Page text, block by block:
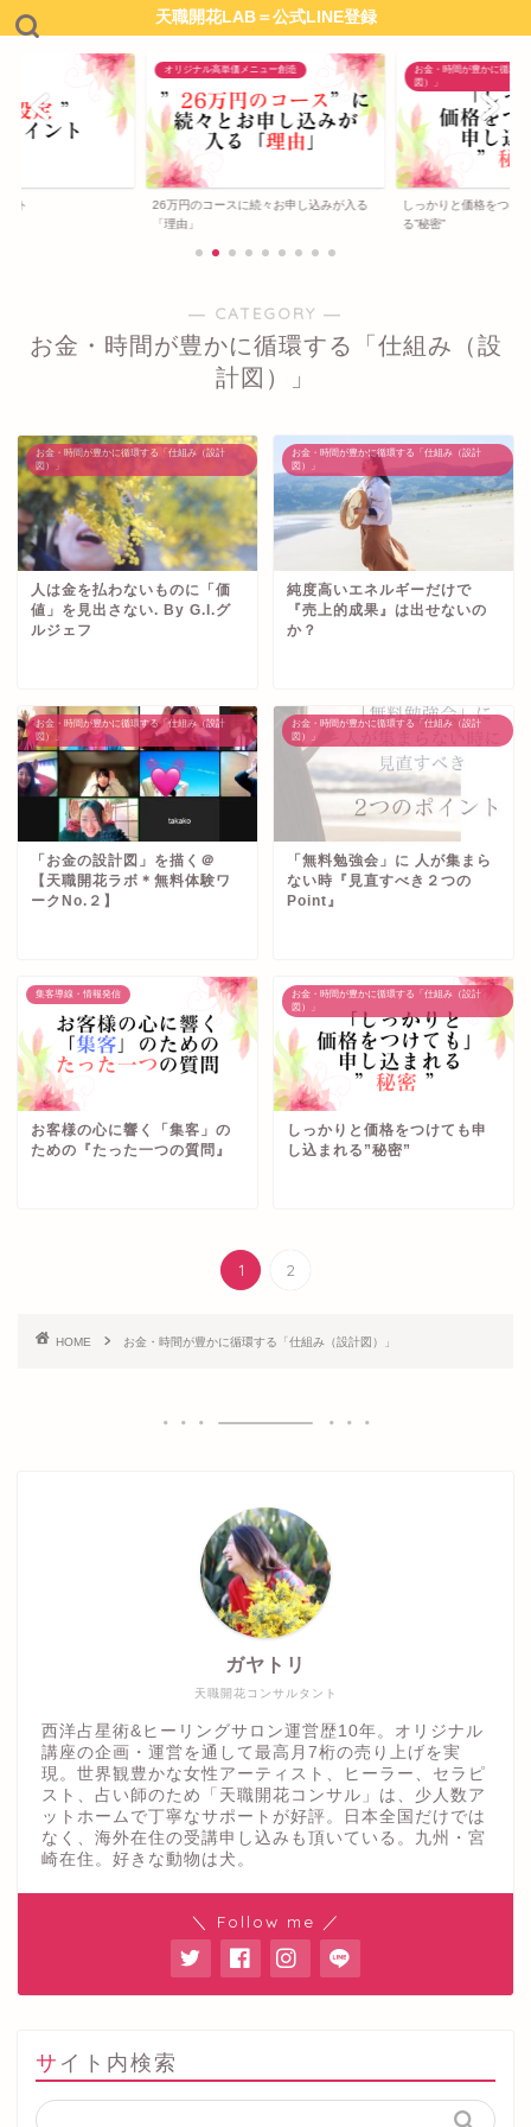
天職開花LAB＝公式LINE登録
ント
オリジナル高単価メニュー創造
26万円のコースに続々お申し込みが入る
「理由」
お金・時間が豊かに循環
図）」
しっかりと価格をつけ
る”秘密”
― CATEGORY ―
お金・時間が豊かに循環する「仕組み（設
計図）」
お金・時間が豊かに循環する「仕組み（設計
図）」
人は金を払わないものに「価
値」を見出さない. By G.I.グ
ルジェフ
お金・時間が豊かに循環する「仕組み（設計
図）」
純度高いエネルギーだけで
『売上的成果』は出せないの
か？
お金・時間が豊かに循環する「仕組み（設計
図）」
「お金の設計図」を描く＠
【天職開花ラボ＊無料体験ワ
ークNo.２】
お金・時間が豊かに循環する「仕組み（設計
図）」
「無料勉強会」に 人が集まら
ない時『見直すべき２つの
Point』
集客導線・情報発信
お客様の心に響く「集客」の
ための『たった一つの質問』
お金・時間が豊かに循環する「仕組み（設計
図）」
しっかりと価格をつけても申
し込まれる”秘密”
1 2
HOME お金・時間が豊かに循環する「仕組み（設計図）」
天職開花コンサルタント
ガヤトリ
西洋占星術&ヒーリングサロン運営歴10年。オリジナル
講座の企画・運営を通して最高月7桁の売り上げを実
現。世界観豊かな女性アーティスト、ヒーラー、セラピ
スト、占い師のため「天職開花コンサル」は、少人数ア
ットホームで丁寧なサポートが好評。日本全国だけでは
なく、海外在住の受講申し込みも頂いている。九州・宮
崎在住。好きな動物は犬。
＼ Follow me ／
サイト内検索